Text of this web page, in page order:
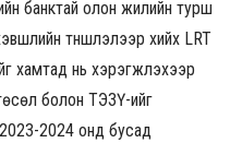
банктай олон жилийн турш
түншлэлээр хийх LRT
хамтад нь хэрэгжүүлэхээр
болон ТЭЗҮ-ийг
2023-2024 онд бусад